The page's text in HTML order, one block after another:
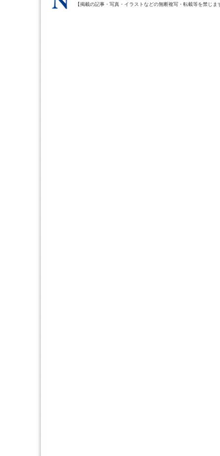
【掲載の記事・写真・イラストなどの無断複写・転載等を禁じま